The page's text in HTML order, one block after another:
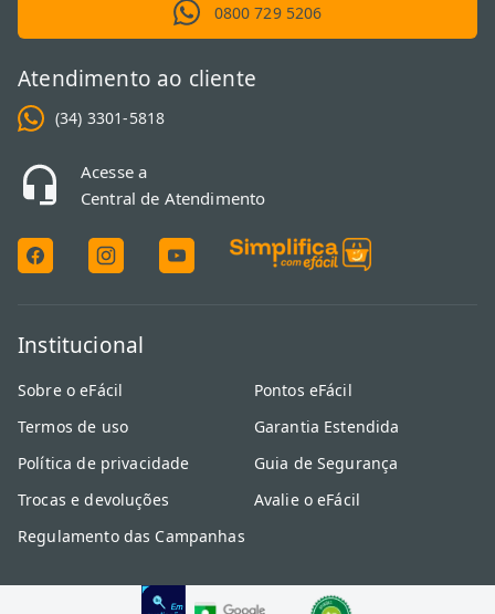
0800 729 5206
Atendimento ao cliente
(34) 3301-5818
Acesse a
Central de Atendimento
Institucional
Sobre o eFácil
Termos de uso
Política de privacidade
Trocas e devoluções
Regulamento das Campanhas
Pontos eFácil
Garantia Estendida
Guia de Segurança
Avalie o eFácil